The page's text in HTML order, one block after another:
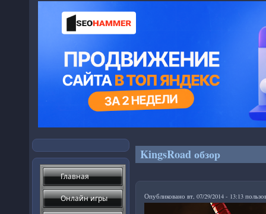
KingsRoad обзор
Опубликовано вт, 07/29/2014 - 13:13
Главная
Онлайн игры